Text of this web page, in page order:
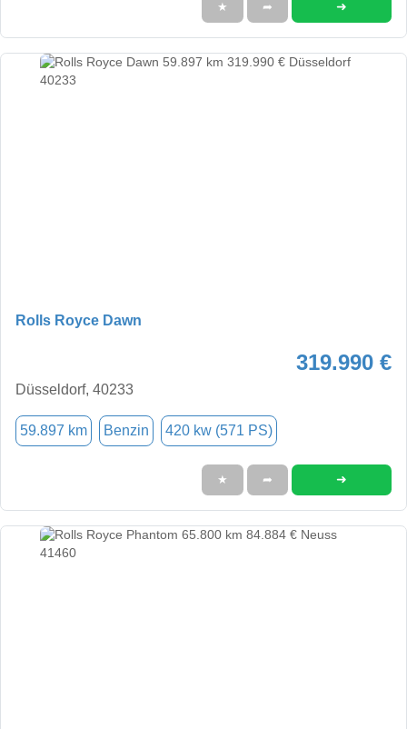
★ ➦ ➜
Rolls Royce Dawn
319.990 €
Düsseldorf, 40233
59.897 km Benzin 420 kw (571 PS)
★ ➦ ➜